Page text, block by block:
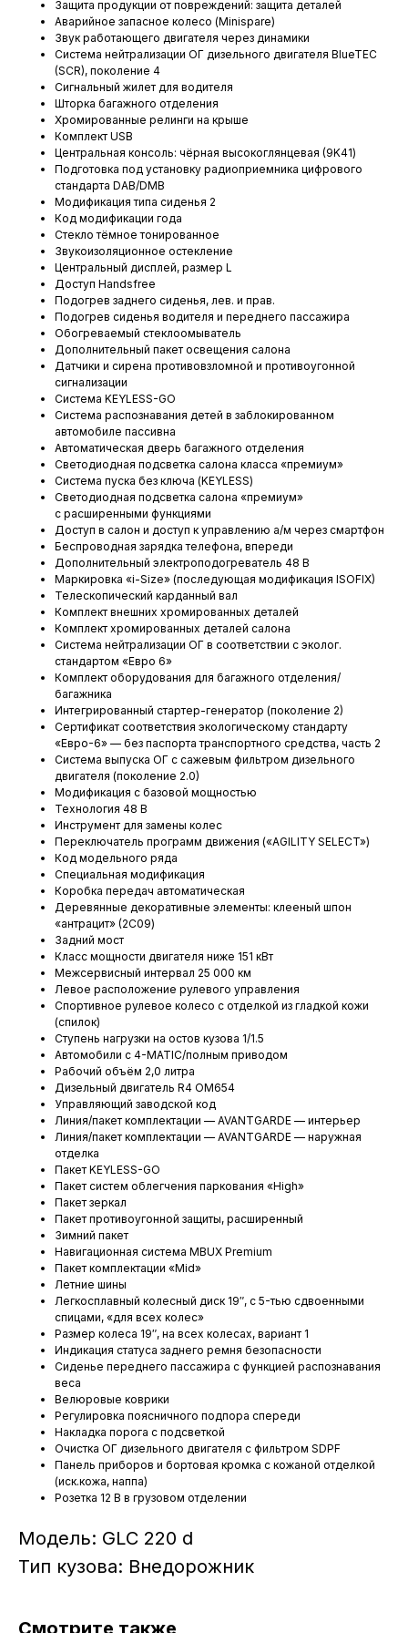
Защита продукции от повреждений: защита деталей
Аварийное запасное колесо (Minispare)
Звук работающего двигателя через динамики
Система нейтрализации ОГ дизельного двигателя BlueTEC
(SCR), поколение 4
Сигнальный жилет для водителя
Шторка багажного отделения
Хромированные релинги на крыше
Комплект USB
Центральная консоль: чёрная высокоглянцевая (9K41)
Подготовка под установку радиоприемника цифрового
стандарта DAB/DMB
Модификация типа сиденья 2
Код модификации года
Стекло тёмное тонированное
Звукоизоляционное остекление
Центральный дисплей, размер L
Доступ Handsfree
Подогрев заднего сиденья, лев. и прав.
Подогрев сиденья водителя и переднего пассажира
Обогреваемый стеклоомыватель
Дополнительный пакет освещения салона
Датчики и сирена противовзломной и противоугонной
сигнализации
Система KEYLESS-GO
Система распознавания детей в заблокированном
автомобиле пассивна
Автоматическая дверь багажного отделения
Светодиодная подсветка салона класса «премиум»
Система пуска без ключа (KEYLESS)
Светодиодная подсветка салона «премиум»
с расширенными функциями
Доступ в салон и доступ к управлению а/м через смартфон
Беспроводная зарядка телефона, впереди
Дополнительный электроподогреватель 48 В
Маркировка «i-Size» (последующая модификация ISOFIX)
Телескопический карданный вал
Комплект внешних хромированных деталей
Комплект хромированных деталей салона
Система нейтрализации ОГ в соответствии с эколог.
стандартом «Евро 6»
Комплект оборудования для багажного отделения/
багажника
Интегрированный стартер-генератор (поколение 2)
Сертификат соответствия экологическому стандарту
«Евро-6» — без паспорта транспортного средства, часть 2
Система выпуска ОГ с сажевым фильтром дизельного
двигателя (поколение 2.0)
Модификация с базовой мощностью
Технология 48 В
Инструмент для замены колес
Переключатель программ движения («AGILITY SELECT»)
Код модельного ряда
Специальная модификация
Коробка передач автоматическая
Деревянные декоративные элементы: клееный шпон
«антрацит» (2C09)
Задний мост
Класс мощности двигателя ниже 151 кВт
Межсервисный интервал 25 000 км
Левое расположение рулевого управления
Спортивное рулевое колесо с отделкой из гладкой кожи
(спилок)
Ступень нагрузки на остов кузова 1/1.5
Автомобили с 4-MATIC/полным приводом
Рабочий объём 2,0 литра
Дизельный двигатель R4 OM654
Управляющий заводской код
Линия/пакет комплектации — AVANTGARDE — интерьер
Линия/пакет комплектации — AVANTGARDE — наружная
отделка
Пакет KEYLESS-GO
Пакет систем облегчения паркования «High»
Пакет зеркал
Пакет противоугонной защиты, расширенный
Зимний пакет
Навигационная система MBUX Premium
Пакет комплектации «Mid»
Летние шины
Легкосплавный колесный диск 19″, с 5-тью сдвоенными
спицами, «для всех колес»
Размер колеса 19″, на всех колесах, вариант 1
Индикация статуса заднего ремня безопасности
Сиденье переднего пассажира с функцией распознавания
веса
Велюровые коврики
Регулировка поясничного подпора спереди
Накладка порога с подсветкой
Очистка ОГ дизельного двигателя с фильтром SDPF
Панель приборов и бортовая кромка с кожаной отделкой
(иск.кожа, наппа)
Розетка 12 В в грузовом отделении
Модель: GLС 220 d
Тип кузова: Внедорожник
Смотрите также